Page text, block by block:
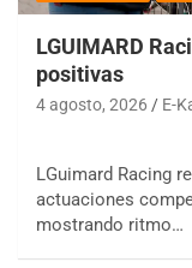
LGUIMARD
positivas
4 agosto, 2026 E-
LGuimard Racing
actuaciones
mostrando ritmo…